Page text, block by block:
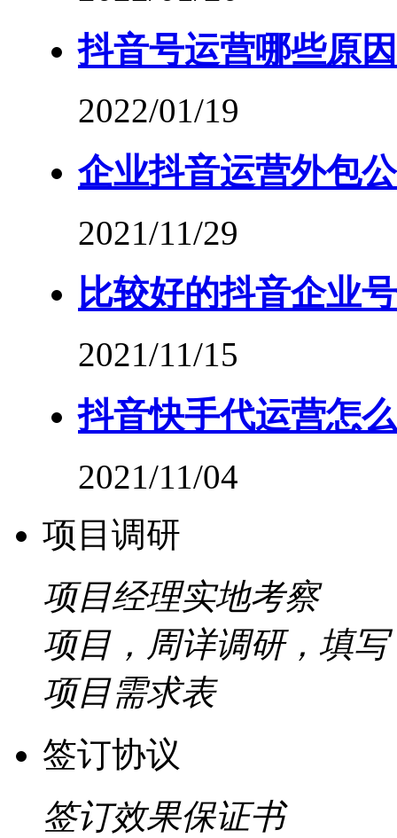
抖音号运营哪些原
2022/01/19
企业抖音运营外包
2021/11/29
比较好的抖音企业
2021/11/15
抖音快手代运营怎
2021/11/04
项目调研
项目经理实地考察
项目，周详调研，填写
项目需求表
签订协议
签订效果保证书